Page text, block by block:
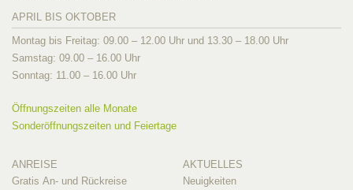
APRIL BIS OKTOBER
Montag bis Freitag: 09.00 – 12.00 Uhr und 13.30 – 18.00 Uhr
Samstag: 09.00 – 16.00 Uhr
Sonntag: 11.00 – 16.00 Uhr
Öffnungszeiten alle Monate
Sonderöffnungszeiten und Feiertage
ANREISE
Gratis An- und Rückreise
AKTUELLES
Neuigkeiten